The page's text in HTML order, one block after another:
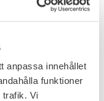
anpassa innehållet
funktioner
trafik. Vi
till i favoriter
yttersula ger full
KR
KR